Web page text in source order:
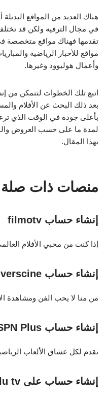
في مجال الترفيه ولكن قد
تقدمها فهناك مواقع متخصصة
مواقع للأخبار الرياضية
وأعمال هوليوود وغيرها.
بعد ذلك البحث عن الأفلام
بأعلى جودة في الوقت الذي
لمدة ما على حسب العروض
بهذا المقال.
منصات ذات صلة
إنشاء حساب filmotv
إذا كنت من محبي الأفلام
إنشاء حساب universcine
من منا لا يحب الفن ومشاهدة
إنشاء حساب ESPN Plus
نقدم لكل عشاق الألعاب
إنشاء حساب على Blu tv